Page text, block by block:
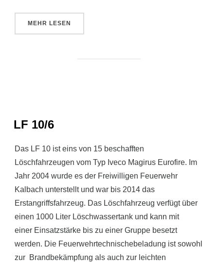
MEHR ÜBER „LF 20/16“
LESEN
LF 10/6
Das LF 10 ist eins von 15 beschafften
Löschfahrzeugen vom Typ Iveco Magirus Eurofire. Im
Jahr 2004 wurde es der Freiwilligen Feuerwehr
Kalbach unterstellt und war bis 2014 das
Erstangriffsfahrzeug. Das Löschfahrzeug verfügt über
einen 1000 Liter Löschwassertank und kann mit
einer Einsatzstärke bis zu einer Gruppe besetzt
werden. Die Feuerwehrtechnischebeladung ist sowohl
zur Brandbekämpfung als auch zur leichten